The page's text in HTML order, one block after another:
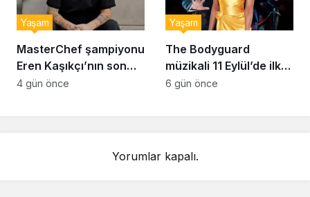
MasterChef şampiyonu
Eren Kaşıkçı’nın son
anlarındaki kahreden
Yaşam
4 gün önce
The Bodyguard
müzikali 11 Eylül’de ilk
kez Türkiye’de
Yaşam
6 gün önce
Yorumlar kapalı.